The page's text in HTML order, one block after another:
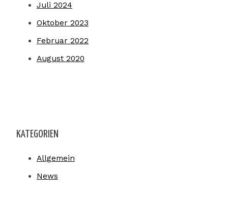
Juli 2024
Oktober 2023
Februar 2022
August 2020
KATEGORIEN
Allgemein
News